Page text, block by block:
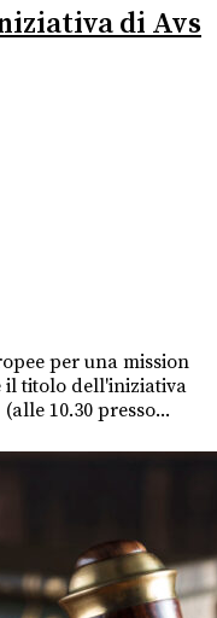
di Avs
per una mission
il titolo dell'iniziativa
10.30 presso...